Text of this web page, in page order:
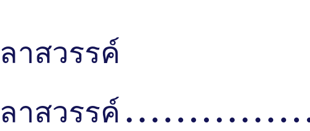
าสวรรค์
รรค์ . . . . . . . . . . . . . . .